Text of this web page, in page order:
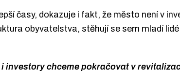
časy, dokazuje i fakt, že město není v
obyvatelstva, stěhují se sem mladí
investory chceme pokračovat v